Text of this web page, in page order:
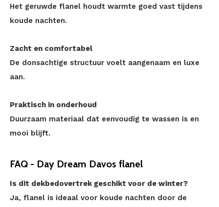
Het geruwde flanel houdt warmte goed vast tijdens
koude nachten.
Zacht en comfortabel
De donsachtige structuur voelt aangenaam en luxe
aan.
Praktisch in onderhoud
Duurzaam materiaal dat eenvoudig te wassen is en
mooi blijft.
FAQ - Day Dream Davos flanel
Is dit dekbedovertrek geschikt voor de winter?
Ja, flanel is ideaal voor koude nachten door de